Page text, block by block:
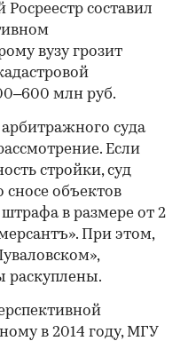
составил
вузу грозит
млн руб.
суда
Если
стройки, суд
объектов
в размере от 2
При этом,
раскуплены.
в 2014 году, МГУ